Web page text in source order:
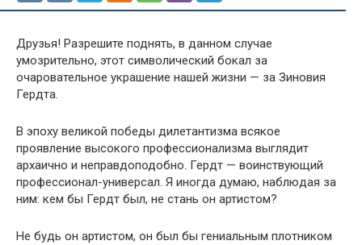
Друзья! Разрешите поднять, в данном случае
умозрительно, этот символический бокал за
очаровательное украшение нашей жизни — за Зиновия
Гердта.
В эпоху великой победы дилетантизма всякое
проявление высокого профессионализма выглядит
архаично и неправдоподобно. Гердт — воинствующий
профессионал-универсал. Я иногда думаю, наблюдая за
ним: кем бы Гердт был, не стань он артистом?
Не будь он артистом, он был бы гениальным плотником